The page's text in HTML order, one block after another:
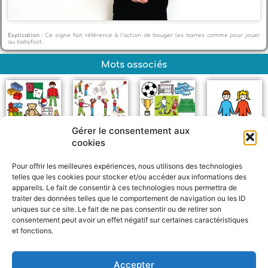
Gérer le consentement aux
cookies
Pour offrir les meilleures expériences, nous utilisons des technologies
telles que les cookies pour stocker et/ou accéder aux informations des
appareils. Le fait de consentir à ces technologies nous permettra de
traiter des données telles que le comportement de navigation ou les ID
uniques sur ce site. Le fait de ne pas consentir ou de retirer son
consentement peut avoir un effet négatif sur certaines caractéristiques
et fonctions.
Accepter
Explication :Ce signe fait référence à l’action de bouger les barres comme pour jouer
au babyfoot.
Mots associés
Jeux Enfants
a
h
e
s
a